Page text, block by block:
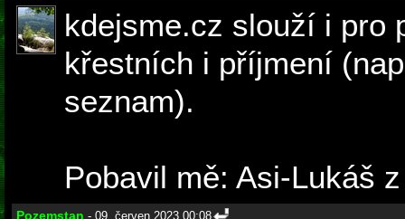
kdejsme.cz slouží i pro
křestních i příjmení
seznam).
Pobavil mě: Asi-Lukáš
Pozemstan - 09. červen 2023 00:08